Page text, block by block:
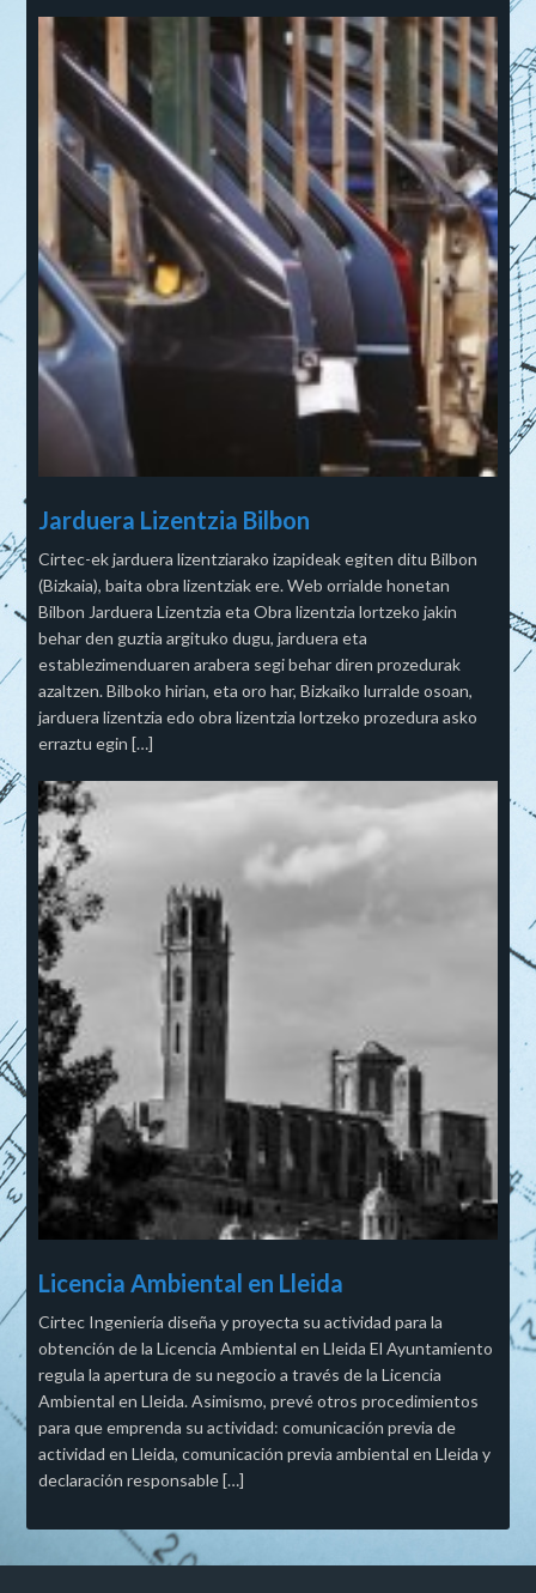
Jarduera Lizentzia Bilbon
Cirtec-ek jarduera lizentziarako izapideak egiten ditu Bilbon
(Bizkaia), baita obra lizentziak ere. Web orrialde honetan
Bilbon Jarduera Lizentzia eta Obra lizentzia lortzeko jakin
behar den guztia argituko dugu, jarduera eta
establezimenduaren arabera segi behar diren prozedurak
azaltzen. Bilboko hirian, eta oro har, Bizkaiko lurralde osoan,
jarduera lizentzia edo obra lizentzia lortzeko prozedura asko
erraztu egin […]
Licencia Ambiental en Lleida
Cirtec Ingeniería diseña y proyecta su actividad para la
obtención de la Licencia Ambiental en Lleida El Ayuntamiento
regula la apertura de su negocio a través de la Licencia
Ambiental en Lleida. Asimismo, prevé otros procedimientos
para que emprenda su actividad: comunicación previa de
actividad en Lleida, comunicación previa ambiental en Lleida y
declaración responsable […]